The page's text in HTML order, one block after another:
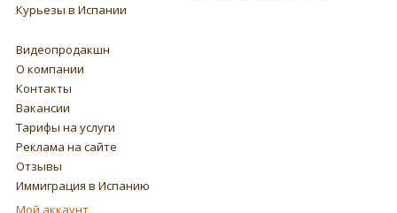
Курьезы в Испании
Видеопродакшн
О компании
Контакты
Вакансии
Тарифы на услуги
Реклама на сайте
Отзывы
Иммиграция в Испанию
Мой аккаунт